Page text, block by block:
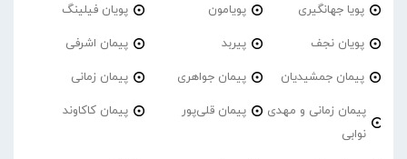
پویا جهانگیری پویامون پویان فیلینگ
پویان نجف پیربد پیمان اشرفی
پیمان جمشیدیان پیمان جواهری پیمان زمانی
پیمان زمانی و مهدی
نوابی
پیمان قلی‌پور پیمان کاکاوند